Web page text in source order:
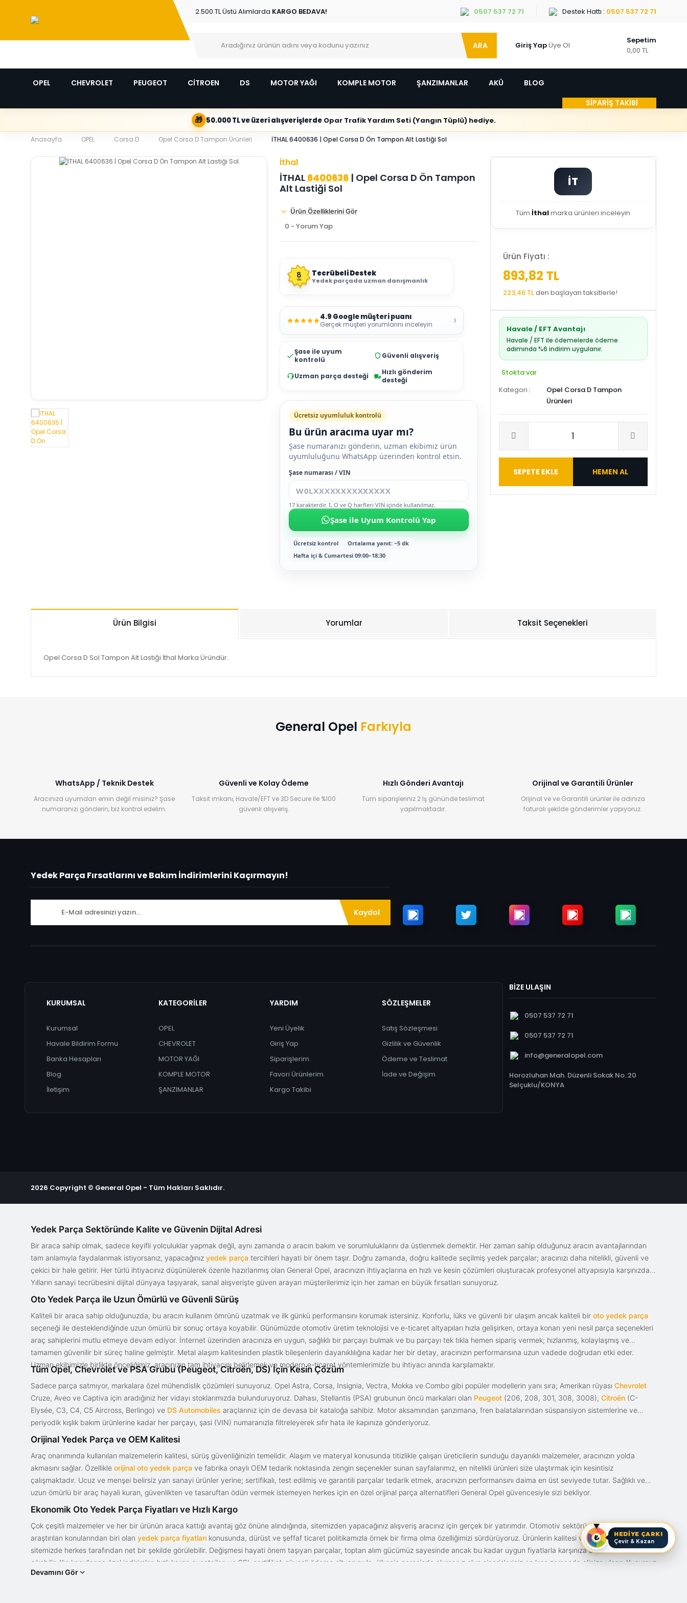
2.500 TL Üstü Alımlarda KARGO BEDAVA! 0507 537 72 71 Destek Hattı : 0507 537 72 71
ARA Giriş YapÜye Ol
Sepetim
0,00 TL
OPEL CHEVROLET PEUGEOT CİTROEN DS MOTOR YAĞI KOMPLE MOTOR ŞANZIMANLAR AKÜ
BLOG
SİPARİŞ TAKİBİ
🎁 50.000 TL ve üzeri alışverişlerdeOpar Trafik Yardım Seti (Yangın Tüplü) hediye.
Anasayfa OPEL Corsa D Opel Corsa D Tampon Ürünleri İTHAL 6400636 | Opel Corsa D Ön Tampon Alt Lastiği Sol
İthal
İTHAL6400636| Opel Corsa D Ön Tampon
Alt Lastiği Sol
Ürün Özelliklerini Gör
0 - Yorum Yap
8
YIL
Tecrübeli Destek
Yedek parçada uzman danışmanlık
4.9 Google müşteri puanı
Gerçek müşteri yorumlarını inceleyin ›
Şase ile uyum
kontrolü
Güvenli alışveriş
Uzman parça desteği
Hızlı gönderim
desteği
Ücretsiz uyumluluk kontrolü
Bu ürün aracıma uyar mı?
Şase numaranızı gönderin, uzman ekibimiz ürün
uyumluluğunu WhatsApp üzerinden kontrol etsin.
Şase numarası / VIN
17 karakterdir. I, O ve Q harfleri VIN içinde kullanılmaz.
Şase ile Uyum Kontrolü Yap
Ücretsiz kontrol
Ortalama yanıt: ~5 dk
Hafta içi & Cumartesi 09:00–18:30
İT
Tümİthalmarka ürünleri inceleyin
Ürün Fiyatı :
893,82 TL
223,46 TLden başlayan taksitlerle!
Havale / EFT Avantajı
Havale / EFT ile ödemelerde ödeme
adımında %6 indirim uygulanır.
Stokta var
Kategori
Opel Corsa D Tampon
Ürünleri
SEPETE EKLE HEMEN AL
Ürün Bilgisi Yorumlar Taksit Seçenekleri
Opel Corsa D Sol Tampon Alt Lastiği İthal Marka Üründür..
General Opel Farkıyla
WhatsApp / Teknik Destek
Aracınıza uyumdan emin değil misiniz? Şase
numaranızı gönderin, biz kontrol edelim.
Güvenli ve Kolay Ödeme
Taksit imkanı, Havale/EFT ve 3D Secure ile %100
güvenli alışveriş.
Hızlı Gönderi Avantajı
Tüm siparişleriniz 2 İş gününde teslimat
yapılmaktadır.
Orijinal ve Garantili Ürünler
Orijinal ve ve Garantili ürünler ile adınıza
faturalı şekilde gönderimler yapıyoruz.
Yedek Parça Fırsatlarını ve Bakım İndirimlerini Kaçırmayın!
Kaydol
KURUMSAL
Kurumsal
Havale Bildirim Formu
Banka Hesapları
Blog
İletişim
KATEGORİLER
OPEL
CHEVROLET
MOTOR YAĞI
KOMPLE MOTOR
ŞANZIMANLAR
YARDIM
Yeni Üyelik
Giriş Yap
Siparişlerim
Favori Ürünlerim
Kargo Takibi
SÖZLEŞMELER
Satış Sözleşmesi
Gizlilik ve Güvenlik
Ödeme ve Teslimat
İade ve Değişim
BİZE ULAŞIN
0507 537 72 71
0507 537 72 71
info@generalopel.com
Horozluhan Mah. Düzenli Sokak No.:20
Selçuklu/KONYA
2026 Copyright © General Opel - Tüm Hakları Saklıdır.
HEDİYE ÇARKI
Çevir & Kazan
Yedek Parça Sektöründe Kalite ve Güvenin Dijital Adresi
Bir araca sahip olmak, sadece keyifli yolculuklar yapmak değil, aynı zamanda o aracın bakım ve sorumluluklarını da üstlenmek demektir. Her zaman sahip olduğunuz aracın avantajlarından
tam anlamıyla faydalanmak istiyorsanız, yapacağınız yedek parça tercihleri hayati bir önem taşır. Doğru zamanda, doğru kalitede seçilmiş yedek parçalar; aracınızı daha nitelikli, güvenli ve
çekici bir hale getirir. Her türlü ihtiyacınız düşünülerek özenle hazırlanmış olan General Opel, aracınızın ihtiyaçlarına en hızlı ve kesin çözümleri oluşturacak profesyonel altyapısıyla karşınızda.
Yılların sanayi tecrübesini dijital dünyaya taşıyarak, sanal alışverişte güven arayan müşterilerimiz için her zaman en büyük fırsatları sunuyoruz.
Oto Yedek Parça ile Uzun Ömürlü ve Güvenli Sürüş
Kaliteli bir araca sahip olduğunuzda, bu aracın kullanım ömrünü uzatmak ve ilk günkü performansını korumak istersiniz. Konforlu, lüks ve güvenli bir ulaşım ancak kaliteli bir oto yedek parça
seçeneği ile desteklendiğinde uzun ömürlü bir sonuç ortaya koyabilir. Günümüzde otomotiv üretim teknolojisi ve e-ticaret altyapıları hızla gelişirken, ortaya konan yeni nesil parça seçenekleri
araç sahiplerini mutlu etmeye devam ediyor. İnternet üzerinden aracınıza en uygun, sağlıklı bir parçayı bulmak ve bu parçayı tek tıkla hemen sipariş vermek; hızlanmış, kolaylaşmış ve
tamamen güvenilir bir süreç haline gelmiştir. Metal alaşım kalitesinden plastik bileşenlerin dayanıklılığına kadar her bir detay, aracınızın performansına uzun vadede doğrudan etki eder.
Uzman ekibimizle birlikte önceliğimiz, aracınızın tam ihtiyacını belirlemek ve modern e-ticaret yöntemlerimizle bu ihtiyacı anında karşılamaktır.
Tüm Opel, Chevrolet ve PSA Grubu (Peugeot, Citroën, DS) İçin Kesin Çözüm
Sadece parça satmıyor, markalara özel mühendislik çözümleri sunuyoruz. Opel Astra, Corsa, Insignia, Vectra, Mokka ve Combo gibi popüler modellerin yanı sıra; Amerikan rüyası Chevrolet
Cruze, Aveo ve Captiva için aradığınız her vidayı stoklarımızda bulunduruyoruz. Dahası, Stellantis (PSA) grubunun öncü markaları olan Peugeot (206, 208, 301, 308, 3008), Citroën (C-
Elysée, C3, C4, C5 Aircross, Berlingo) ve DS Automobiles araçlarınız için de devasa bir kataloğa sahibiz. Motor aksamından şanzımana, fren balatalarından süspansiyon sistemlerine ve
periyodik kışlık bakım ürünlerine kadar her parçayı, şasi (VIN) numaranızla filtreleyerek sıfır hata ile kapınıza gönderiyoruz.
Orijinal Yedek Parça ve OEM Kalitesi
Araç onarımında kullanılan malzemelerin kalitesi, sürüş güvenliğinizin temelidir. Alaşım ve materyal konusunda titizlikle çalışan üreticilerin sunduğu dayanıklı malzemeler, aracınızın yolda
akmasını sağlar. Özellikle orijinal oto yedek parça ve fabrika onaylı OEM tedarik noktasında zengin seçenekler sunan sayfalarımız, en nitelikli ürünleri size ulaştırmak için kesintisiz
çalışmaktadır. Ucuz ve menşei belirsiz yan sanayi ürünler yerine; sertifikalı, test edilmiş ve garantili parçalar tedarik etmek, aracınızın performansını daima en üst seviyede tutar. Sağlıklı ve
uzun ömürlü bir araç hayali kuran, güvenlikten ve tasaruftan ödün vermek istemeyen herkes için en özel orijinal parça alternatifleri General Opel güvencesiyle sizi bekliyor.
Ekonomik Oto Yedek Parça Fiyatları ve Hızlı Kargo
Çok çeşitli malzemeler ve her bir ürünün araca kattığı avantaj göz önüne alındığında, sitemizden yapacağınız alışveriş aracınız için gerçek bir yatırımdır. Otomotiv sektörünün en çok
araştırılan konularından biri olan yedek parça fiyatları konusunda, dürüst ve şeffaf ticaret politikamızla örnek bir firma olma özelliğimizi sürdürüyoruz. Ürünlerin kalitesi ve bunun fiyat karşılığı
sitemizde herkes tarafından net bir şekilde görülebilir. Değişmesi hayati önem taşıyan parçalar, toptan alım gücümüz sayesinde ancak bu kadar uygun fiyatlarla karşınıza bir fırsat olarak
çıkabilir. Kış koşullarına özel indirimler, hızlı kargo avantajları ve SSL sertifikalı güvenli ödeme altyapısıyla; ülkenin neresinde olursanız olun siparişleriniz en kısa zamanda elinize ulaşır. Kusursuz
bir tasarım ve güce sahip olan aracınızın değerini korumak, uygun fiyat avantajıyla parça kalitesini birleştirmek için doğru yerdesiniz.
Devamını Gör